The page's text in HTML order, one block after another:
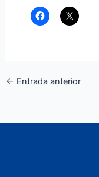
← Entrada anterior